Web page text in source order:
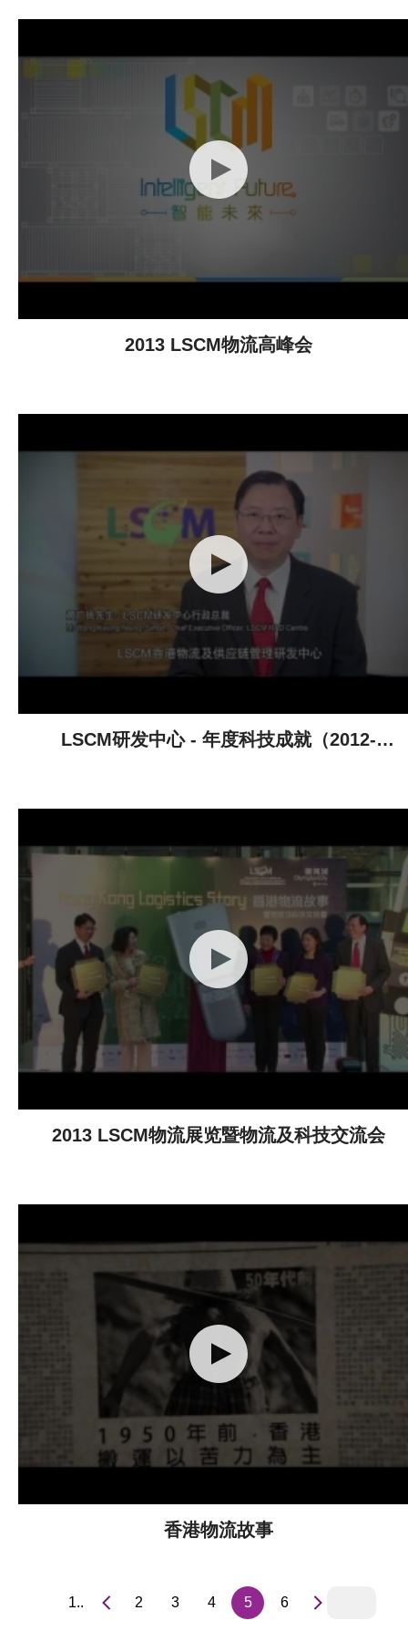
2013 LSCM物流高峰会
LSCM研发中心 - 年度科技成就（2012-
2013 LSCM物流展览暨物流及科技交流会
香港物流故事
1.. 2 3 4 5 6